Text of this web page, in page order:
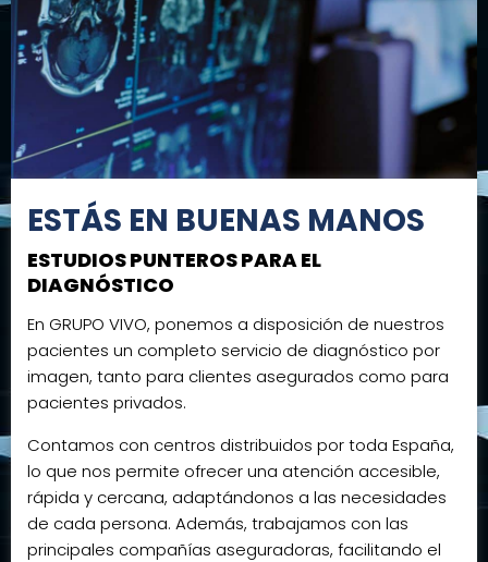
ESTÁS EN BUENAS MANOS
ESTUDIOS PUNTEROS PARA EL
DIAGNÓSTICO
En GRUPO VIVO, ponemos a disposición de nuestros
pacientes un completo servicio de diagnóstico por
imagen, tanto para clientes asegurados como para
pacientes privados.
Contamos con centros distribuidos por toda España,
lo que nos permite ofrecer una atención accesible,
rápida y cercana, adaptándonos a las necesidades
de cada persona. Además, trabajamos con las
principales compañías aseguradoras, facilitando el